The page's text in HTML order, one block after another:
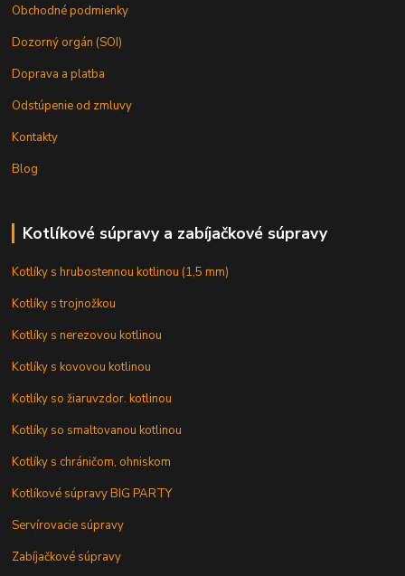
Obchodné podmienky
Dozorný orgán (SOI)
Doprava a platba
Odstúpenie od zmluvy
Kontakty
Blog
Kotlíkové súpravy a zabíjačkové súpravy
Kotlíky s hrubostennou kotlinou (1,5 mm)
Kotlíky s trojnožkou
Kotlíky s nerezovou kotlinou
Kotlíky s kovovou kotlinou
Kotlíky so žiaruvzdor. kotlinou
Kotlíky so smaltovanou kotlinou
Kotlíky s chráničom, ohniskom
Kotlíkové súpravy BIG PARTY
Servírovacie súpravy
Zabíjačkové súpravy